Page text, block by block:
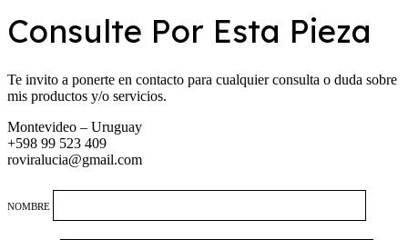
Consulte Por Esta Pieza
Te invito a ponerte en contacto para cualquier consulta o duda sobre
mis productos y/o servicios.
Montevideo – Uruguay
+598 99 523 409
roviralucia@gmail.com
NOMBRE